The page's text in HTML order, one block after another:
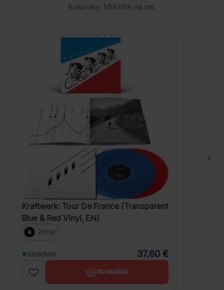
kusovky. Mrknite na ne.
Kraftwerk: Tour De France (Transparent
Blue & Red Vinyl, EN)
2Vinyl
Skladom 37,60 €
DO KOŠÍKA